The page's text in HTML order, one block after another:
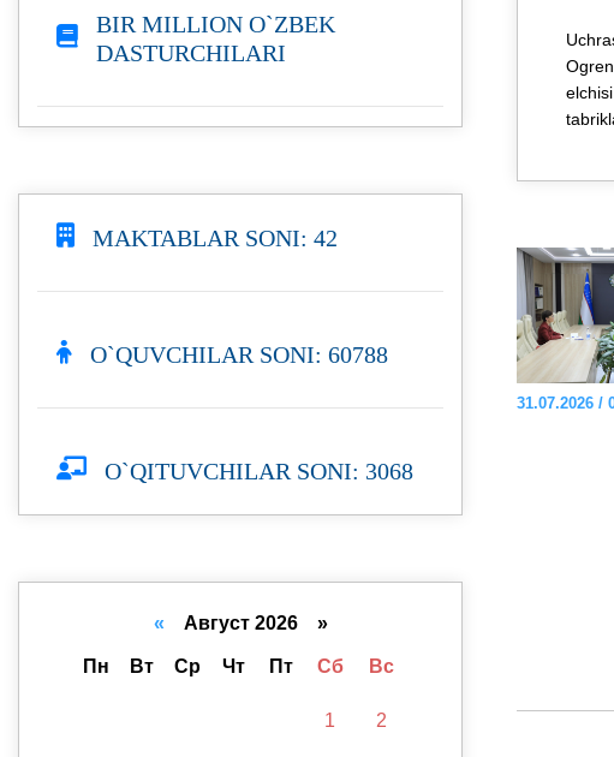
BIR MILLION O`ZBEK
DASTURCHILARI
MAKTABLAR SONI: 42
O`QUVCHILAR SONI: 60788
O`QITUVCHILAR SONI: 3068
« Август 2026 »
Пн Вт Ср Чт Пт Сб Вс
1 2
31.07.2026 /